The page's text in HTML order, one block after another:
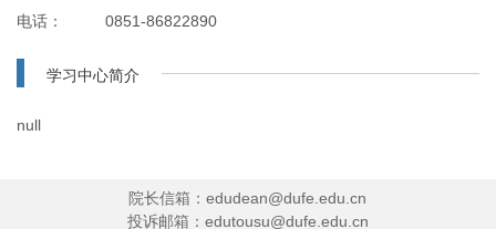
电话： 0851-86822890
学习中心简介
null
院长信箱：edudean@dufe.edu.cn
投诉邮箱：edutousu@dufe.edu.cn